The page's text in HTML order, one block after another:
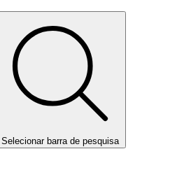
Selecionar barra de pesquisa